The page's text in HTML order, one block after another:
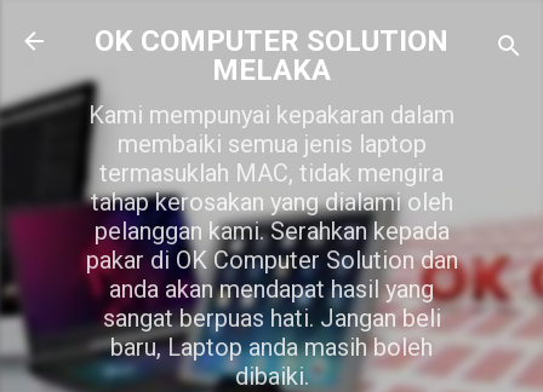
Skip to main content
OK COMPUTER SOLUTION
MELAKA
Kami mempunyai kepakaran dalam
membaiki semua jenis laptop
termasuklah MAC, tidak mengira
tahap kerosakan yang dialami oleh
pelanggan kami. Serahkan kepada
pakar di OK Computer Solution dan
anda akan mendapat hasil yang
sangat berpuas hati. Jangan beli
baru, Laptop anda masih boleh
dibaiki.